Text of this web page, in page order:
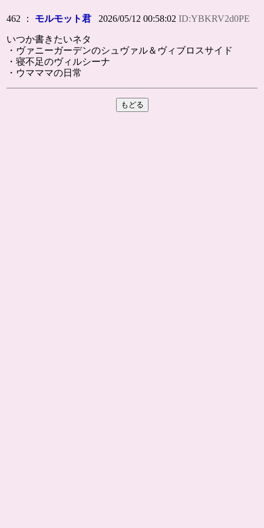
462 ： モルモット君 2026/05/12 00:58:02ID:YBKRV2d0PE
いつか書きたいネタ
・ヴァニーガーデンのシュヴァル＆ヴィブロスサイド
・寝不足のヴィルシーナ
・ウマママの日常